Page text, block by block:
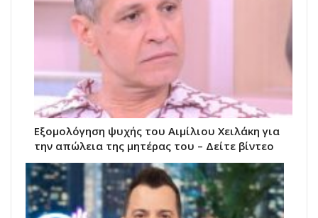
Εξομολόγηση ψυχής του Αιμίλιου Χειλάκη για
την απώλεια της μητέρας του – Δείτε βίντεο